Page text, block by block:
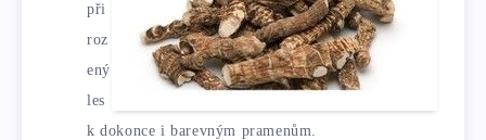
při
roz
ený
les
k dokonce i barevným pramenům.